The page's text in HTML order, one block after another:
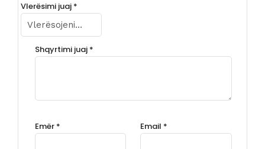
Vlerësimi juaj *
Shqyrtimi juaj *
Emër * Email *